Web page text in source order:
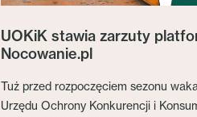
UOKiK stawia zarzuty
Nocowanie.pl
Tuż przed rozpoczęciem sezonu
Urzędu Ochrony Konkurencji i